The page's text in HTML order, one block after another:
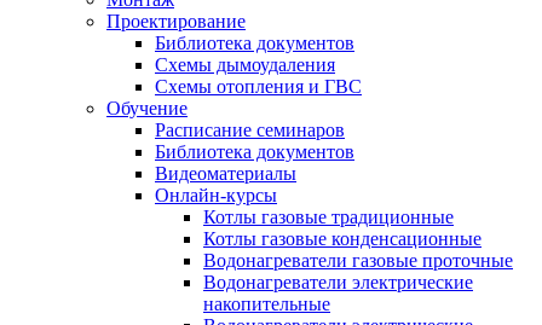
Проектирование
Библиотека документов
Схемы дымоудаления
Схемы отопления и ГВС
Обучение
Расписание семинаров
Библиотека документов
Видеоматериалы
Онлайн-курсы
Котлы газовые традиционные
Котлы газовые конденсационные
Водонагреватели газовые проточные
Водонагреватели электрические
накопительные